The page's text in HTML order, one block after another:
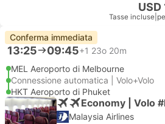
Tasse incluse
Conferma immediata
13:25 09:45+1 23o 20m
MEL Aeroporto di Melbourne
Connessione automatica | Volo+Volo
HKT Aeroporto di Phuket
Economy | Volo
Malaysia Airlines